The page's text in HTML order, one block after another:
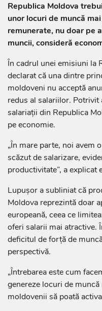
Republica Moldova
unor locuri de muncă
remunerate, nu doar pe
muncii, consideră
În cadrul unei emisiuni la
declarat că una dintre
moldoveni nu acceptă
redus al salariilor.
salariații din Republica
pe economie.
„În mare parte, noi avem
scăzut de salarizare,
productivitate”, a explicat
Lupușor a subliniat că
Moldova reprezintă doar
europeană, ceea ce
oferi salarii mai atractive.
deficitul de forță de
perspectivă.
„Întrebarea este cum
genereze locuri de
moldovenii să poată